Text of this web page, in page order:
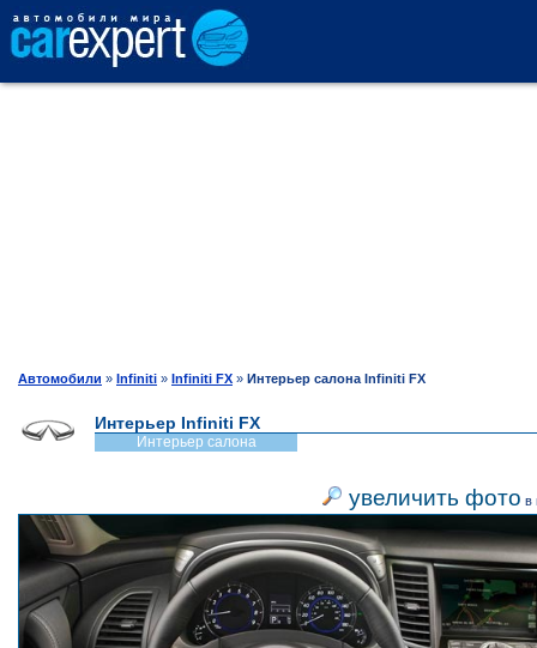
ТЕСТ-ДРАЙВ
ШИНЫ
Автомобили » Infiniti » Infiniti FX » Интерьер салона Infiniti FX
Интерьер Infiniti FX
Интерьер салона
увеличить фото в